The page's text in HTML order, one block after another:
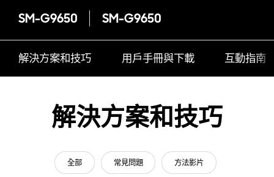
SM-G9650 SM-G9650
解決方案和技巧 用戶手冊與下載 互動指南
解決方案和技巧
全部 常見問題 方法影片